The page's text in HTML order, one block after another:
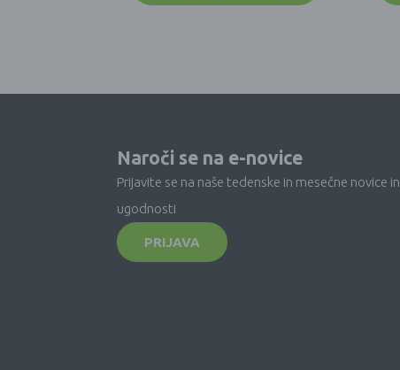
Naroči se na e-novice
Prijavite se na naše tedenske in mesečne novice in
ugodnosti
PRIJAVA